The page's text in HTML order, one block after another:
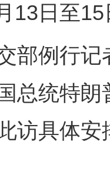
13日至
例行记
总统特
访具体安